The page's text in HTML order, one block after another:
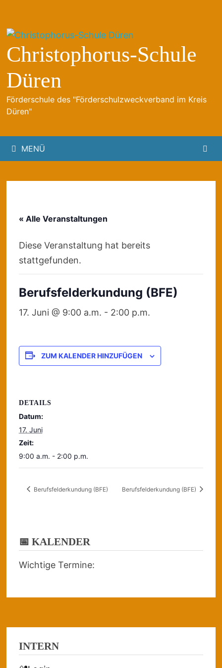
springen
Christophorus-Schule
Düren
Förderschule des "Förderschulzweckverband im Kreis
Düren"
MENÜ
« Alle Veranstaltungen
Diese Veranstaltung hat bereits
stattgefunden.
Berufsfelderkundung (BFE)
17. Juni @ 9:00 a.m. - 2:00 p.m.
ZUM KALENDER HINZUFÜGEN
DETAILS
Datum:
17. Juni
Zeit:
9:00 a.m. - 2:00 p.m.
Berufsfelderkundung (BFE) Berufsfelderkundung (BFE)
📅 KALENDER
Wichtige Termine:
INTERN